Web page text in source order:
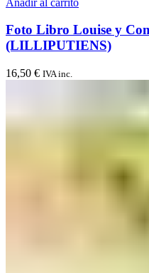
Foto Libro Louise y
(LILLIPUTIENS)
16,50 € IVA inc.